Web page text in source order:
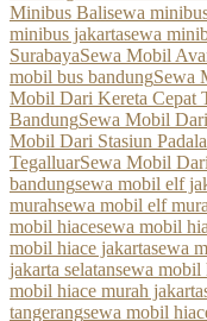
Minibus Balisewa
minibus jakartasewa
SurabayaSewa Mobil
mobil bus bandungSewa
Mobil Dari Kereta Cepat
BandungSewa Mobil
Mobil Dari Stasiun
TegalluarSewa Mobil
bandungsewa mobil elf
murahsewa mobil elf
mobil hiacesewa mobil
mobil hiace jakartasewa
jakarta selatansewa mobil
mobil hiace murah jakarta
tangerangsewa mobil